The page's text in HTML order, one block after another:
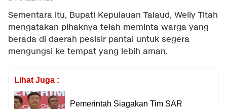
Sementara itu, Bupati Kepulauan Talaud, Welly Titah
mengatakan pihaknya telah meminta warga yang
berada di daerah pesisir pantai untuk segera
mengungsi ke tempat yang lebih aman.
Lihat Juga :
Pemerintah Siagakan Tim SAR